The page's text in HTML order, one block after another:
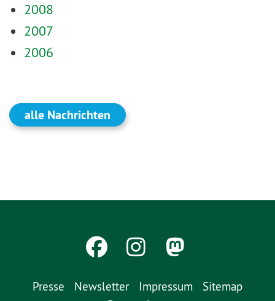
2008
2007
2006
alle Nachrichten
Presse Newsletter Impressum
Sitemap